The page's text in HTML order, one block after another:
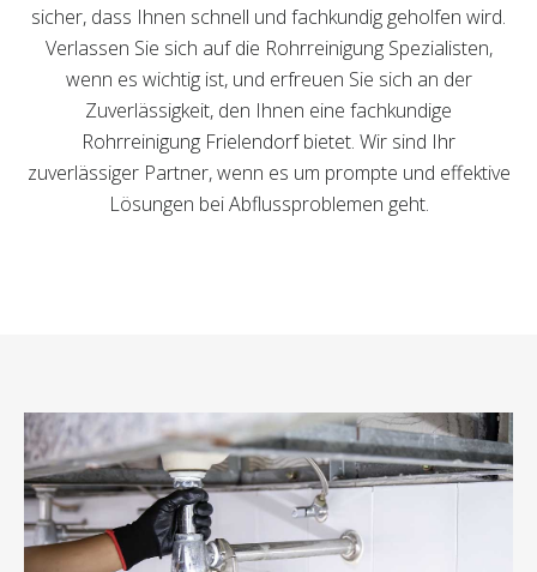
sicher, dass Ihnen schnell und fachkundig geholfen wird.
Verlassen Sie sich auf die Rohrreinigung Spezialisten,
wenn es wichtig ist, und erfreuen Sie sich an der
Zuverlässigkeit, den Ihnen eine fachkundige
Rohrreinigung Frielendorf bietet. Wir sind Ihr
zuverlässiger Partner, wenn es um prompte und effektive
Lösungen bei Abflussproblemen geht.